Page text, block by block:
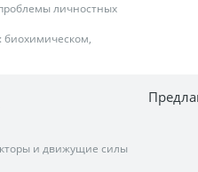
личностных
биохимическом,
и движущие силы